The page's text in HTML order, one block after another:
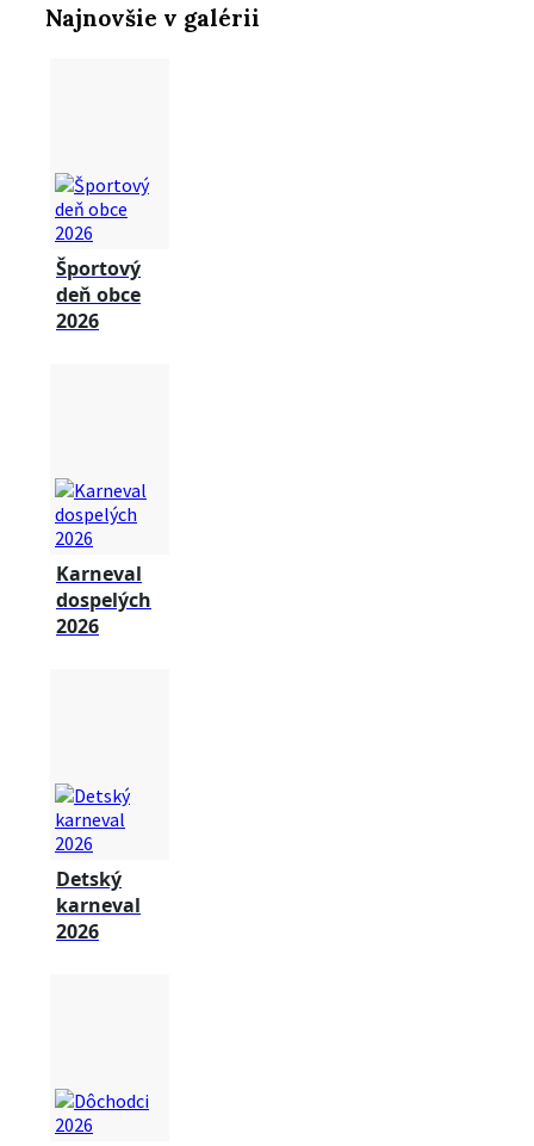
Najnovšie v galérii
Športový
deň obce
2026
Karneval
dospelých
2026
Detský
karneval
2026